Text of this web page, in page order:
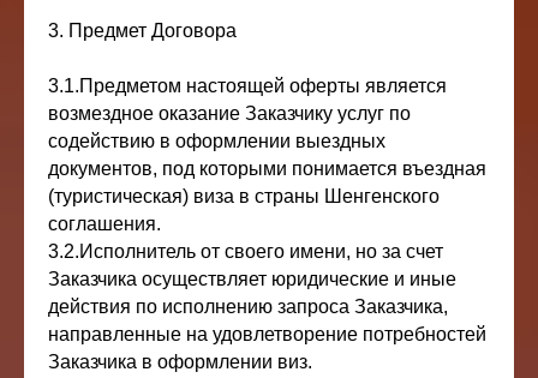
3. Предмет Договора
3.1.Предметом настоящей оферты является
возмездное оказание Заказчику услуг по
содействию в оформлении выездных
документов, под которыми понимается въездная
(туристическая) виза в страны Шенгенского
соглашения.
3.2.Исполнитель от своего имени, но за счет
Заказчика осуществляет юридические и иные
действия по исполнению запроса Заказчика,
направленные на удовлетворение потребностей
Заказчика в оформлении виз.